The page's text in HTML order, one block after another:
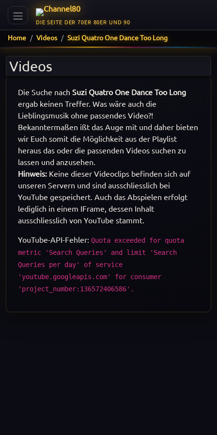
DIE SEITE DER 70ER 80ER UND 90
Home Videos Suzi Quatro One Dance Too Long
Videos
Die Suche nach Suzi Quatro One Dance Too Long
ergab keinen Treffer. Was wäre auch die
Lieblingsmusik ohne passendes Video?!
Bekanntermaßen ißt das Auge mit und daher bieten
wir Euch somit die Möglichkeit aus der Playlist
heraus das oder die passenden Videos suchen zu
lassen und anzusehen.
Hinweis: Keine dieser Videoclips befinden sich auf
unseren Servern und sind ausschliesslich bei
YouTube gespeichert. Auch das Abspielen erfolgt
lediglich in einem IFrame, dessen Inhalt
ausschliesslich von YouTube stammt.
YouTube-API-Fehler: Quota exceeded for quota
metric 'Search Queries' and limit 'Search
Queries per day' of service
'youtube.googleapis.com' for consumer
'project_number:136572406586'.